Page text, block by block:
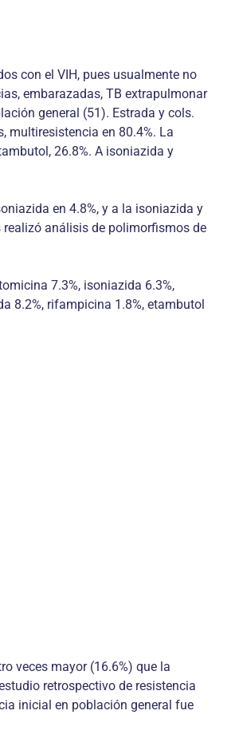
con el VIH, pues usualmente no
embarazadas, TB extrapulmonar
general (51). Estrada y cols.
multiresistencia en 80.4%. La
26.8%. A isoniazida y
en 4.8%, y a la isoniazida y
realizó análisis de polimorfismos de
7.3%, isoniazida 6.3%,
8.2%, rifampicina 1.8%, etambutol
veces mayor (16.6%) que la
retrospectivo de resistencia
inicial en población general fue